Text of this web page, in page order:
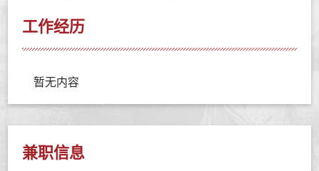
工作经历
暂无内容
兼职信息